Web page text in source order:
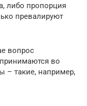
либо пропорция
превалируют
вопрос
во
– такие, например,